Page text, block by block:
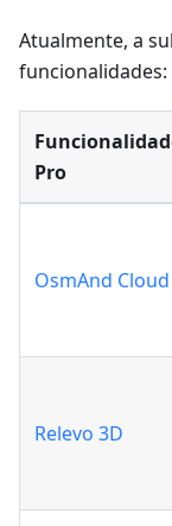
Atualmente, a
funcionalidades:
Pro
OsmAnd Cloud
Relevo 3D